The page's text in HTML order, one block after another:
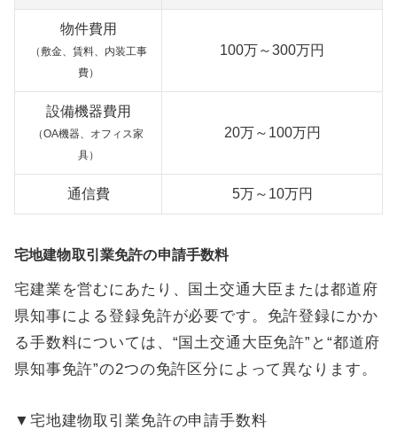
物件費用
（敷金、賃料、内装工事
費）
100万～300万円
設備機器費用
（OA機器、オフィス家
具）
20万～100万円
通信費 5万～10万円
宅地建物取引業免許の申請手数料
宅建業を営むにあたり、国土交通大臣または都道府
県知事による登録免許が必要です。免許登録にかか
る手数料については、“国土交通大臣免許”と“都道府
県知事免許”の2つの免許区分によって異なります。
▼宅地建物取引業免許の申請手数料